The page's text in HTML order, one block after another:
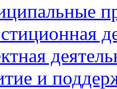
и